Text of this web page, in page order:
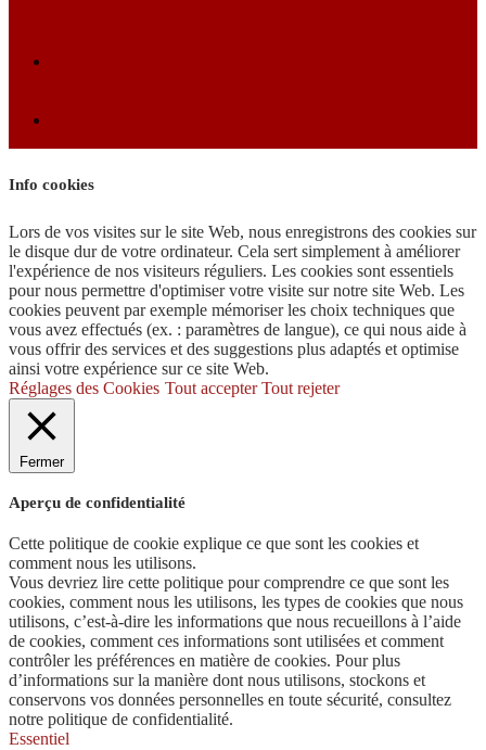
Info cookies
Lors de vos visites sur le site Web, nous enregistrons des cookies sur
le disque dur de votre ordinateur. Cela sert simplement à améliorer
l'expérience de nos visiteurs réguliers. Les cookies sont essentiels
pour nous permettre d'optimiser votre visite sur notre site Web. Les
cookies peuvent par exemple mémoriser les choix techniques que
vous avez effectués (ex. : paramètres de langue), ce qui nous aide à
vous offrir des services et des suggestions plus adaptés et optimise
ainsi votre expérience sur ce site Web.
Réglages des Cookies Tout accepter Tout rejeter
Fermer
Aperçu de confidentialité
Cette politique de cookie explique ce que sont les cookies et
comment nous les utilisons.
Vous devriez lire cette politique pour comprendre ce que sont les
cookies, comment nous les utilisons, les types de cookies que nous
utilisons, c’est-à-dire les informations que nous recueillons à l’aide
de cookies, comment ces informations sont utilisées et comment
contrôler les préférences en matière de cookies. Pour plus
d’informations sur la manière dont nous utilisons, stockons et
conservons vos données personnelles en toute sécurité, consultez
notre politique de confidentialité.
Essentiel